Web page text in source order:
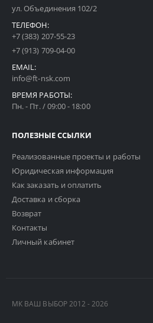
ул. Объединения 102/2
ТЕЛЕФОН:
+7 (383) 207-55-23
+7 (913) 709-04-00
EMAIL:
info@ft-nsk.com
ВРЕМЯ РАБОТЫ:
Пн. - Пт. / 09:00 - 18:00
ПОЛЕЗНЫЕ ССЫЛКИ
Реализованные проекты и работы
Юридическая информация
Как заказать и оплатить
Доставка и сборка
Возврат
Контакты
Личный кабинет
МК ВАШ ВЫБОР 2012 - 2026